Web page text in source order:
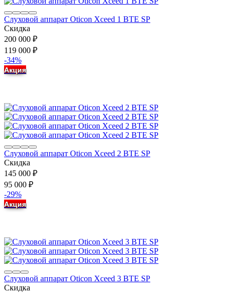
Слуховой аппарат Oticon Xceed 1 BTE SP
Скидка
200 000 ₽
119 000 ₽
-34%
Акция
Слуховой аппарат Oticon Xceed 2 BTE SP
Скидка
145 000 ₽
95 000 ₽
-29%
Акция
Слуховой аппарат Oticon Xceed 3 BTE SP
Скидка